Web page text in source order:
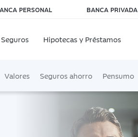
PERSONAL BANCA PRIVADA
Seguros Hipotecas y Préstamos
Valores Seguros ahorro Pensumo